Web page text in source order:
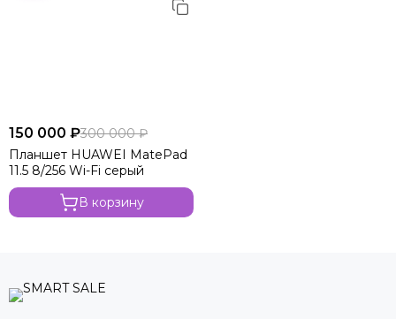
150 000 ₽300 000 ₽
Планшет HUAWEI MatePad
11.5 8/256 Wi-Fi серый
В корзину